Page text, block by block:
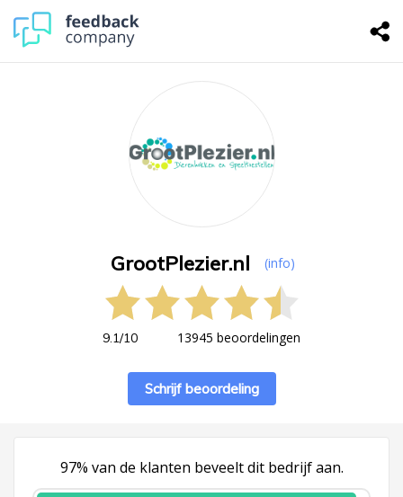
GrootPlezier.nl (info)
9.1/10 13945 beoordelingen
Schrijf beoordeling
97% van de klanten beveelt dit bedrijf aan.